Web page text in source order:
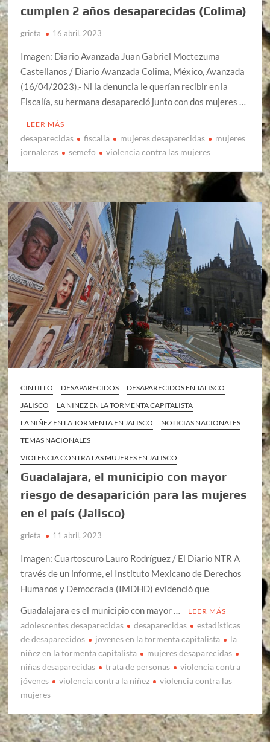
cumplen 2 años desaparecidas (Colima)
grieta 16 abril, 2023
Imagen: Diario Avanzada Juan Gabriel Moctezuma
Castellanos / Diario Avanzada Colima, México, Avanzada
(16/04/2023).- Ni la denuncia le querían recibir en la
Fiscalía, su hermana desapareció junto con dos mujeres …
LEER MÁS
desaparecidas fiscalia mujeres desaparecidas
mujeres
jornaleras
semefo violencia contra las mujeres
CINTILLO DESAPARECIDOS
DESAPARECIDOS EN JALISCO
JALISCO
LA NIÑEZ EN LA TORMENTA CAPITALISTA
LA NIÑEZ EN LA TORMENTA EN JALISCO
NOTICIAS NACIONALES
TEMAS NACIONALES
VIOLENCIA CONTRA LAS MUJERES EN JALISCO
Guadalajara, el municipio con mayor
riesgo de desaparición para las mujeres
en el país (Jalisco)
grieta 11 abril, 2023
Imagen: Cuartoscuro Lauro Rodríguez / El Diario NTR A
través de un informe, el Instituto Mexicano de Derechos
Humanos y Democracia (IMDHD) evidenció que
Guadalajara es el municipio con mayor …
LEER MÁS
adolescentes desaparecidas desaparecidas
estadísticas
de desaparecidos
jovenes en la tormenta capitalista
la
niñez en la tormenta capitalista
mujeres desaparecidas
niñas desaparecidas
trata de personas
violencia contra
jóvenes
violencia contra la niñez
violencia contra las
mujeres